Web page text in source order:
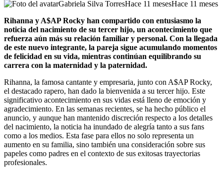
Gabriela Silva TorresHace 11 mesesHace 11 meses
Rihanna y A$AP Rocky han compartido con entusiasmo la
noticia del nacimiento de su tercer hijo, un acontecimiento que
refuerza aún más su relación familiar y personal. Con la llegada
de este nuevo integrante, la pareja sigue acumulando momentos
de felicidad en su vida, mientras continúan equilibrando su
carrera con la maternidad y la paternidad.
Rihanna, la famosa cantante y empresaria, junto con A$AP Rocky,
el destacado rapero, han dado la bienvenida a su tercer hijo. Este
significativo acontecimiento en sus vidas está lleno de emoción y
agradecimiento. En las semanas recientes, se ha hecho público el
anuncio, y aunque han mantenido discreción respecto a los detalles
del nacimiento, la noticia ha inundado de alegría tanto a sus fans
como a los medios. Esta fase para ellos no solo representa un
aumento en su familia, sino también una consideración sobre sus
papeles como padres en el contexto de sus exitosas trayectorias
profesionales.